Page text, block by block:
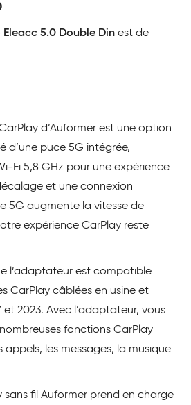
Eleacc 5.0 Double Din est de
d’Auformer est une option
d’une puce 5G intégrée,
Fi 5,8 GHz pour une expérience
et une connexion
5G augmente la vitesse de
expérience CarPlay reste
l’adaptateur est compatible
CarPlay câblées en usine et
et 2023. Avec l’adaptateur, vous
fonctions CarPlay
appels, les messages, la musique
sans fil Auformer prend en charge